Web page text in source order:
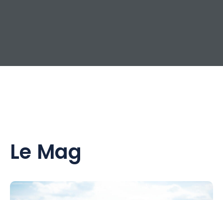
Le Mag